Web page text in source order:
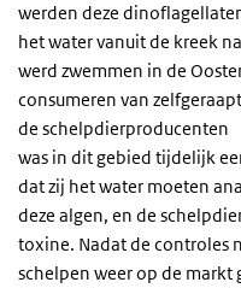
werden deze
het water vanuit de kreek
werd zwemmen in de
consumeren van
de schelpdierproducenten
was in dit gebied tijdelijk
dat zij het water moeten
deze algen, en de
toxine. Nadat de controles
schelpen weer op de